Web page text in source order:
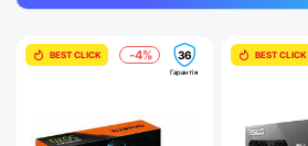
BEST CLICK -4% 36
Гарантія
BEST CLICK